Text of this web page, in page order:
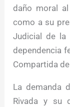
daño moral al
como a su
Judicial de la
dependencia
Compartida
La demanda
Rivada y su